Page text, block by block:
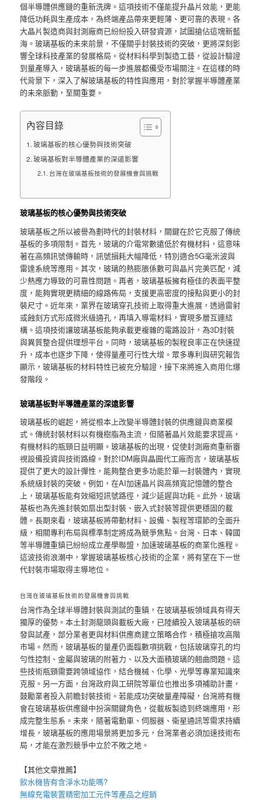
個半導體供應鏈的重新洗牌。這項技術不僅能提升晶片效能，更能
降低功耗與生產成本，為終端產品帶來更輕薄、更可靠的表現。各
大晶片製造商與封測廠商已紛紛投入研發資源，試圖搶佔這塊新藍
海。玻璃基板的未來前景，不僅關乎封裝技術的突破，更將深刻影
響全球科技產業的發展格局。從材料科學到製造工藝，從設計驗證
到量產導入，玻璃基板的每一步進展都備受市場關注。在這樣的時
代背景下，深入了解玻璃基板的特性與應用，對於掌握半導體產業
的未來脈動，至關重要。
內容目錄
玻璃基板的核心優勢與技術突破
玻璃基板對半導體產業的深遠影響
台灣在玻璃基板技術的發展機會與挑戰
玻璃基板的核心優勢與技術突破
玻璃基板之所以被譽為劃時代的封裝材料，關鍵在於它克服了傳統
基板的多項限制。首先，玻璃的介電常數遠低於有機材料，這意味
著在高頻訊號傳輸時，訊號損耗大幅降低，特別適合5G毫米波與
雷達系統等應用。其次，玻璃的熱膨脹係數可與晶片完美匹配，減
少熱應力導致的可靠性問題。再者，玻璃基板擁有極佳的表面平整
度，能夠實現更精細的線路佈局，支援更高密度的接點與更小的封
裝尺寸。近年來，業界在玻璃穿孔技術上取得重大進展，透過雷射
或蝕刻方式形成微米級通孔，再填入導電材料，實現多層互連結
構。這項技術讓玻璃基板能夠承載更複雜的電路設計，為3D封裝
與異質整合提供理想平台。同時，玻璃基板的製程良率正在快速提
升，成本也逐步下降，使得量產可行性大增。眾多專利與研究報告
顯示，玻璃基板的材料特性已被充分驗證，接下來將進入商用化爆
發階段。
玻璃基板對半導體產業的深遠影響
玻璃基板的崛起，將從根本上改變半導體封裝的供應鏈與商業模
式。傳統封裝材料以有機樹脂為主流，但隨著晶片效能要求提高，
有機材料的瓶頸日益明顯。玻璃基板的出現，促使封測廠商重新審
視設備投資與技術路線。對於IDM廠與晶圓代工廠而言，玻璃基板
提供了更大的設計彈性，能夠整合更多功能於單一封裝體內，實現
系統級封裝的突破。例如，在AI加速晶片與高頻寬記憶體的整合
上，玻璃基板能有效縮短訊號路徑，減少延遲與功耗。此外，玻璃
基板也為先進封裝如扇出型封裝、嵌入式封裝等提供更穩固的載
體。長期來看，玻璃基板將帶動材料、設備、製程等環節的全面升
級，相關專利布局與標準制定將成為競爭焦點。台灣、日本、韓國
等半導體重鎮已紛紛成立產學聯盟，加速玻璃基板的商業化進程。
這波技術浪潮中，掌握玻璃基板核心技術的企業，將有望在下一世
代封裝市場取得主導地位。
台灣在玻璃基板技術的發展機會與挑戰
台灣作為全球半導體封裝與測試的重鎮，在玻璃基板領域具有得天
獨厚的優勢。本土封測龍頭與載板大廠，已陸續投入玻璃基板的研
發與試產，部分業者更與材料供應商建立策略合作，積極搶攻高階
市場。然而，玻璃基板的量產仍面臨數項挑戰，包括玻璃穿孔的均
勻性控制、金屬與玻璃的附著力、以及大面積玻璃的翹曲問題。這
些技術瓶頸需要跨領域協作，結合機械、化學、光學等專業知識來
克服。另一方面，台灣政府與工研院等單位也推出多項補助計畫，
鼓勵業者投入前瞻封裝技術。若能成功突破量產障礙，台灣將有機
會在玻璃基板供應鏈中扮演關鍵角色，從載板製造到終端應用，形
成完整生態系。未來，隨著電動車、伺服器、衛星通訊等需求持續
增長，玻璃基板的應用場景將更加多元，台灣業者必須加速技術布
局，才能在激烈競爭中立於不敗之地。
【其他文章推薦】
飲水機皆有含淨水功能嗎?
無線充電裝置精密加工元件等產品之經銷